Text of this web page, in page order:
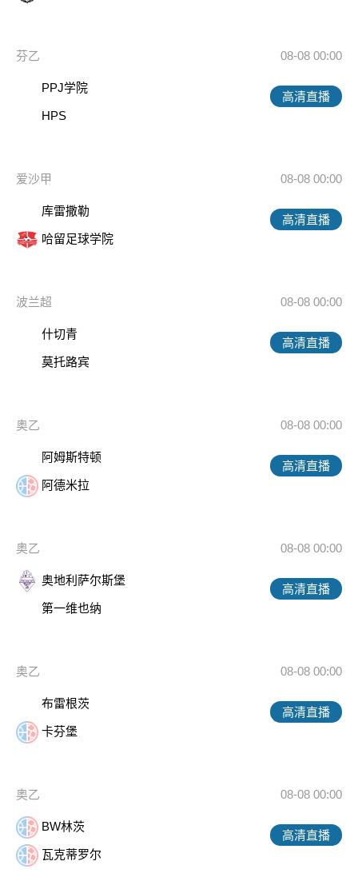
芬乙 08-08 00:00
PPJ学院
HPS
高清直播
爱沙甲 08-08 00:00
库雷撒勒
哈留足球学院
高清直播
波兰超 08-08 00:00
什切青
莫托路宾
高清直播
奥乙 08-08 00:00
阿姆斯特顿
阿德米拉
高清直播
奥乙 08-08 00:00
奥地利萨尔斯堡
第一维也纳
高清直播
奥乙 08-08 00:00
布雷根茨
卡芬堡
高清直播
奥乙 08-08 00:00
BW林茨
瓦克蒂罗尔
高清直播